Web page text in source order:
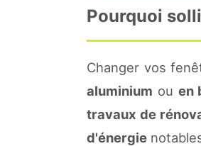
Pourquoi
Changer vos
aluminium ou en
travaux de
d'énergie